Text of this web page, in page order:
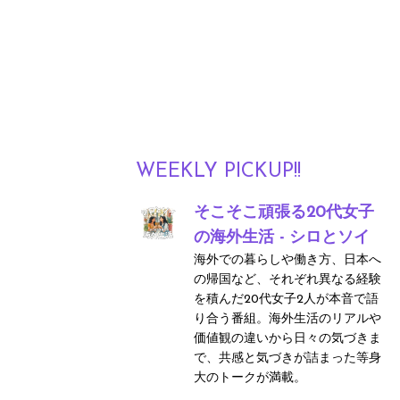
WEEKLY PICKUP!!
そこそこ頑張る20代女子
の海外生活 - シロとソイ
海外での暮らしや働き方、日本へ
の帰国など、それぞれ異なる経験
を積んだ20代女子2人が本音で語
り合う番組。海外生活のリアルや
価値観の違いから日々の気づきま
で、共感と気づきが詰まった等身
大のトークが満載。